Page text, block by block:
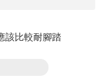
該比較耐腳踏